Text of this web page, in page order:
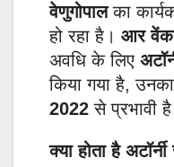
वेणुगोपालका
हो रहा है। आर
अवधि के लिए
किया गया है,
2022से प्रभावी
क्या होता है